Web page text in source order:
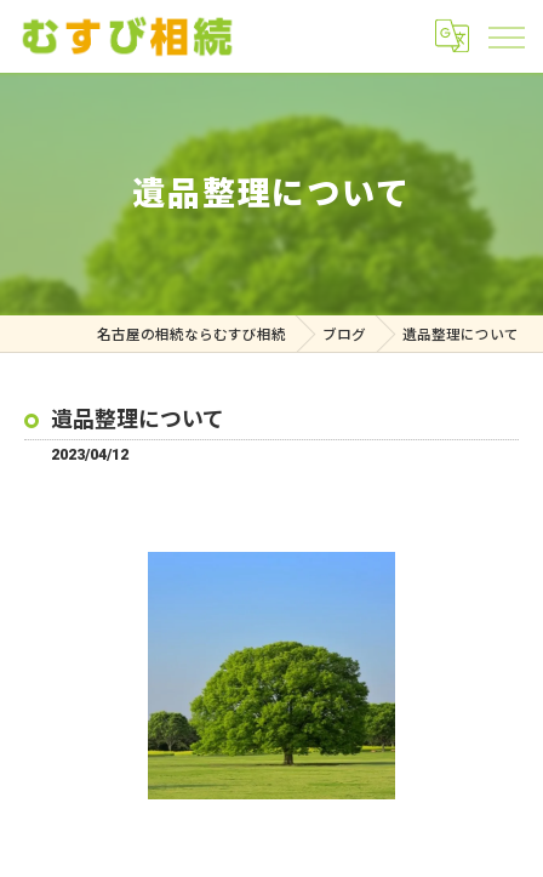
遺品整理について
名古屋の相続ならむすび相続 ブログ 遺品整理について
遺品整理について
2023/04/12